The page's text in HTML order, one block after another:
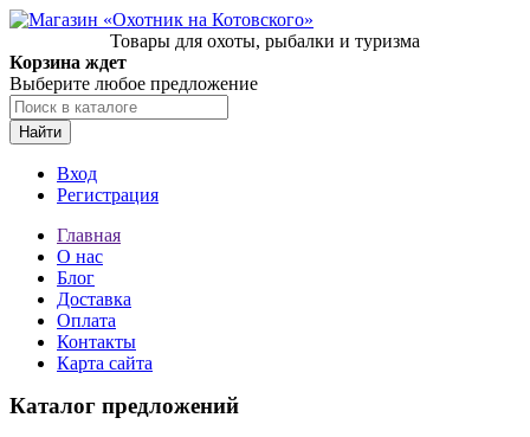
Товары для охоты, рыбалки и туризма
Корзина ждет
Выберите любое предложение
Найти
Вход
Регистрация
Главная
О нас
Блог
Доставка
Оплата
Контакты
Карта сайта
Каталог предложений